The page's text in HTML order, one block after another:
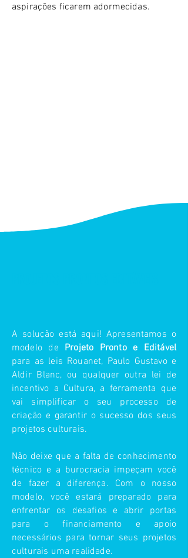
aspirações ficarem adormecidas.
A solução está aqui! Apresentamos o
modelo de Projeto Pronto e Editável
para as leis Rouanet, Paulo Gustavo e
Aldir Blanc, ou qualquer outra lei de
incentivo a Cultura, a ferramenta que
vai simplificar o seu processo de
criação e garantir o sucesso dos seus
projetos culturais.
Não deixe que a falta de conhecimento
técnico e a burocracia impeçam você
de fazer a diferença. Com o nosso
modelo, você estará preparado para
enfrentar os desafios e abrir portas
para o financiamento e apoio
necessários para tornar seus projetos
culturais uma realidade.